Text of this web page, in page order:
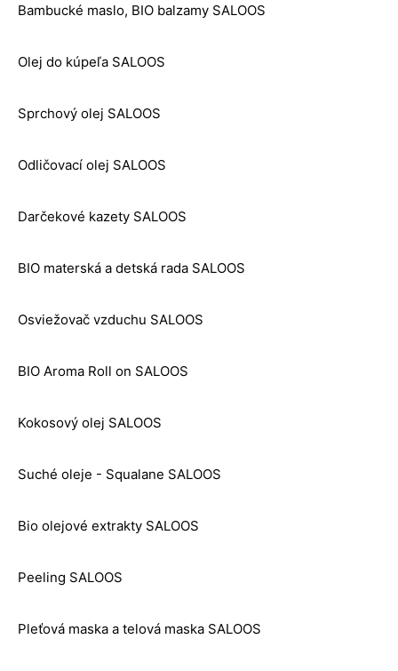
Bambucké maslo, BIO balzamy SALOOS
Olej do kúpeľa SALOOS
Sprchový olej SALOOS
Odličovací olej SALOOS
Darčekové kazety SALOOS
BIO materská a detská rada SALOOS
Osviežovač vzduchu SALOOS
BIO Aroma Roll on SALOOS
Kokosový olej SALOOS
Suché oleje - Squalane SALOOS
Bio olejové extrakty SALOOS
Peeling SALOOS
Pleťová maska a telová maska SALOOS